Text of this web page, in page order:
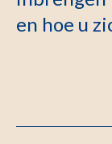
en hoe u